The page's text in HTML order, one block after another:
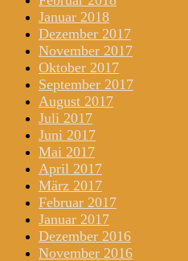
Januar 2018
Dezember 2017
November 2017
Oktober 2017
September 2017
August 2017
Juli 2017
Juni 2017
Mai 2017
April 2017
März 2017
Februar 2017
Januar 2017
Dezember 2016
November 2016